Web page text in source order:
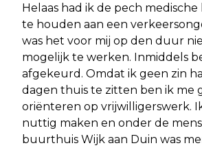
Helaas had ik de pech
te houden aan een
was het voor mij op den duur
mogelijk te werken. Inmiddels
afgekeurd. Omdat ik geen zin
dagen thuis te zitten ben ik me
oriënteren op vrijwilligerswerk.
nuttig maken en onder de
buurthuis Wijk aan Duin was